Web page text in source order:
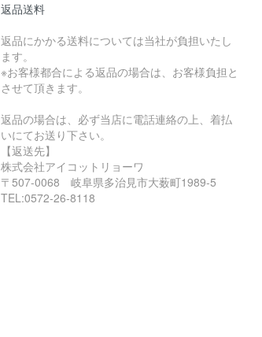
返品送料
返品にかかる送料については当社が負担いたし
ます。
※お客様都合による返品の場合は、お客様負担と
させて頂きます。
返品の場合は、必ず当店に電話連絡の上、着払
いにてお送り下さい。
【返送先】
株式会社アイコットリョーワ
〒507-0068 岐阜県多治見市大薮町1989-5
TEL:0572-26-8118